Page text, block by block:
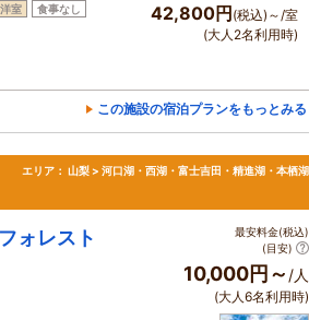
室 食事なし 42,800円 (税込)～/室
(大人2名利用時)
この施設の宿泊プランをもっとみる
エリア： 山梨 > 河口湖・西湖・富士吉田・精進湖・本栖湖
ォレスト
最安料金(税込)
(目安)
10,000円～ /人
(大人6名利用時)